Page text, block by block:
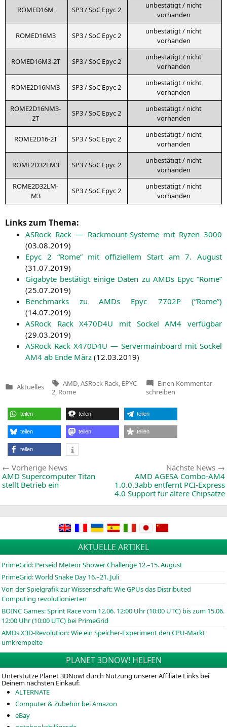
ROMED16M SP3/ SoC Epyc 2
unbe­stä­tigt / nicht
vorhanden
ROMED16M3 SP3/ SoC Epyc 2
unbe­stä­tigt / nicht
vorhanden
ROMED16M3-2T SP3/ SoC Epyc 2
unbe­stä­tigt / nicht
vorhanden
ROME2D16NM3 SP3/ SoC Epyc 2
unbe­stä­tigt / nicht
vorhanden
ROME2D16NM3-
2T
SP3/ SoC Epyc 2
unbe­stä­tigt / nicht
vorhanden
ROME2D16-2T SP3/ SoC Epyc 2
unbe­stä­tigt / nicht
vorhanden
ROME2D32LM3 SP3/ SoC Epyc 2
unbe­stä­tigt / nicht
vorhanden
ROME2D32LM-
M3
SP3/ SoC Epyc 2
unbe­stä­tigt / nicht
vorhanden
Links zum Thema:
ASRock Rack — Rack­mount-Sys­te­me mit Ryzen 3000
(03.08.2019)
Epyc 2 “Rome” mit offi­zi­el­lem Start am 7. August
(31.07.2019)
Giga­byte bestä­tigt eini­ge Daten zu AMDs Epyc “Rome”
(25.07.2019)
Bench­marks zu AMDs Epyc 7702P(“Rome”)
(14.07.2019)
ASRock RackX470D4U mit SockelAM4 ver­füg­bar
(29.03.2019)
ASRock Rack X470D4U — Ser­ver­main­board mit Sockel
AM4 ab Ende März (12.03.2019)
Veröffentlicht
Aktuelles
Tags:
AMD ASRock Rack EPYC
2, Rome
Einen Kommentarzu
schreiben
teilen teilen teilen
teilen teilen teilen
teilen
Beitragsnavigation
Vorherige NewsVorherige
News:
AMD Supercomputer Titan
stellt Betrieb ein
Nächste News
AMD AGESA Combo-AM4
1.0.0.3abb entfernt PCI-Express
4.0 Support für ältere Chipsätze
AKTUELLE ARTIKEL
PrimeGrid: Perseid Meteor Shower Challenge 12.–15. August
PrimeGrid: World Snake Day 16.–21. Juli
Von der Spielgrafik zur Wissenschaft: Wie GPUs das Distributed
Computing revolutionierten
BOINCGames: Sprint Race vom 12.06. 12:00 Uhr (10:00 UTC) bis zum 15.06.
12:00 Uhr (10:00 UTC) bei PrimeGrid
AMDs X3D-Revolution: Wie ein Speicher-Experiment den CPU-Markt
umkrempelte
PLANET 3DNOW! HELFEN
Unterstütze Planet 3DNow! durch Nutzung unserer Affiliate Links bei
Deinem nächsten Einkauf:
ALTERNATE
Computer & Zubehör bei Amazon
eBay